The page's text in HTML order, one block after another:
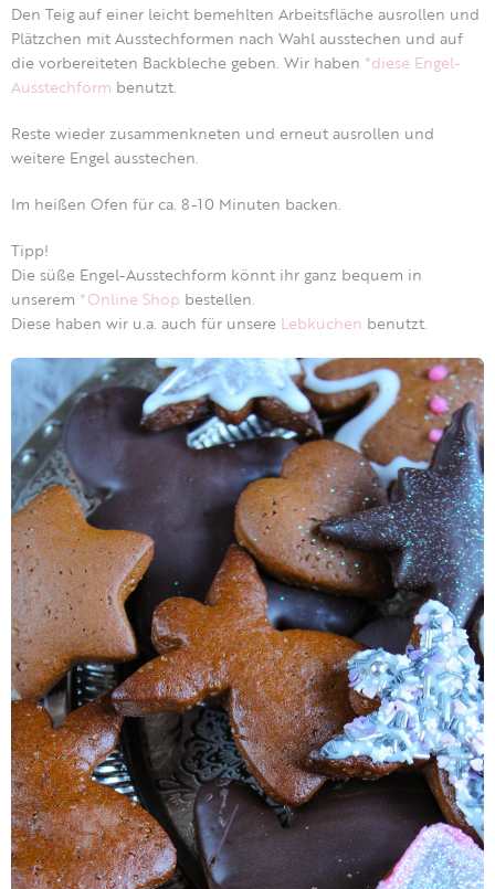
Den Teig auf einer leicht bemehlten Arbeitsfläche ausrollen und
Plätzchen mit Ausstechformen nach Wahl ausstechen und auf
die vorbereiteten Backbleche geben. Wir haben *diese Engel-
Ausstechform benutzt.
Reste wieder zusammenkneten und erneut ausrollen und
weitere Engel ausstechen.
Im heißen Ofen für ca. 8-10 Minuten backen.
Tipp!
Die süße Engel-Ausstechform könnt ihr ganz bequem in
unserem *Online Shop bestellen.
Diese haben wir u.a. auch für unsere Lebkuchen benutzt.